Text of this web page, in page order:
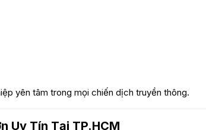
yên tâm trong mọi chiến dịch truyền thông.
Uy Tín Tại TP.HCM